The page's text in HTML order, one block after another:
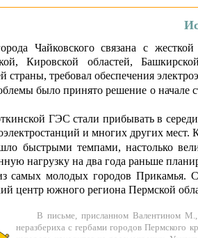
Чайковского связана с
Кировской областей,
страны, требовал обеспечения
было принято решение о начале
ГЭС стали прибывать в
и многих других мест.
быстрыми темпами, настолько
нагрузку на два года раньше
самых молодых городов Прикамья.
центр южного региона Пермской
В письме, присланном Валентином М.,
неразбериха с гербами городов Пермского